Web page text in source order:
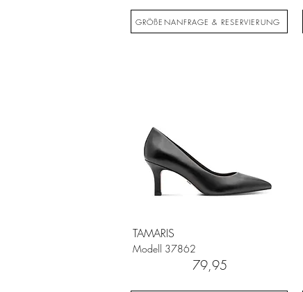
GRÖßENANFRAGE & RESERVIERUNG
TAMARIS
37862
Modell
79,95